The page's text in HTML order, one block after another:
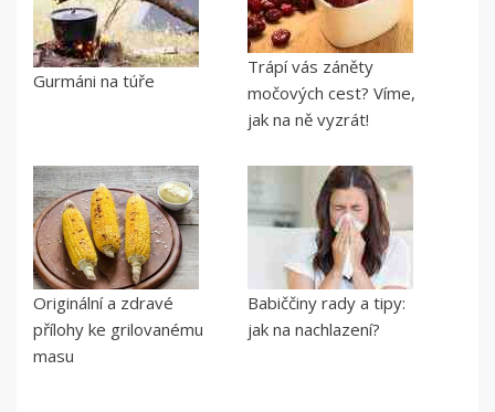
Gurmáni na túře
Trápí vás záněty
močových cest? Víme,
jak na ně vyzrát!
Originální a zdravé
přílohy ke grilovanému
masu
Babiččiny rady a tipy:
jak na nachlazení?